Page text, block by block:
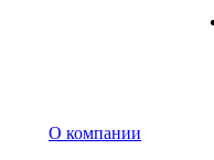
О компании